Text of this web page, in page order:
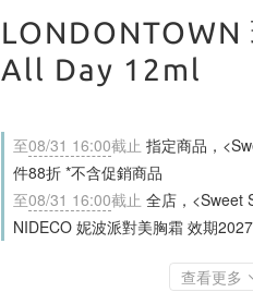
LONDONTOWN
All Day 12ml
至08/31 16:00截止 指定商品，
件88折 *不含促銷商品
至08/31 16:00截止 全店，<Sweet
NIDECO 妮波派對美胸霜 效期
查看更多